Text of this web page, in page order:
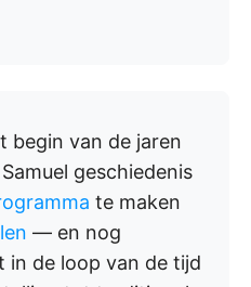
begin van de jaren
geschiedenis
te maken
— en nog
in de loop van de tijd